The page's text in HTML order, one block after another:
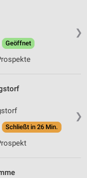
❯
Geöffnet
❯
Schließt in 26 Min.